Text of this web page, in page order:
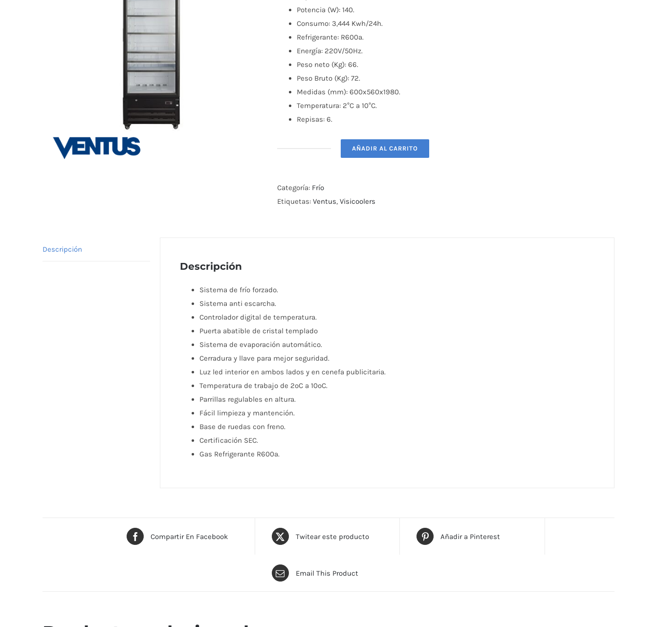
Potencia (W): 140.
Consumo: 3,444 Kwh/24h.
Refrigerante: R600a.
Energía: 220V/50Hz.
Peso neto (Kg): 66.
Peso Bruto (Kg): 72.
Medidas (mm): 600x560x1980.
Temperatura: 2°C a 10°C.
Repisas: 6.
AÑADIR AL CARRITO
Categoría: Frío
Etiquetas: Ventus, Visicoolers
Descripción
Descripción
Sistema de frío forzado.
Sistema anti escarcha.
Controlador digital de temperatura.
Puerta abatible de cristal templado
Sistema de evaporación automático.
Cerradura y llave para mejor seguridad.
Luz led interior en ambos lados y en cenefa publicitaria.
Temperatura de trabajo de 2ºC a 10ºC.
Parrillas regulables en altura.
Fácil limpieza y mantención.
Base de ruedas con freno.
Certificación SEC.
Gas Refrigerante R600a.
Compartir En Facebook Twitear este producto Añadir a Pinterest
Email This Product